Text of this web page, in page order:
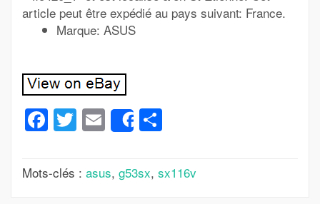
article peut être expédié au pays suivant: France.
Marque: ASUS
Facebook
Twitter
Email
Share
Mots-clés : asus, g53sx, sx116v